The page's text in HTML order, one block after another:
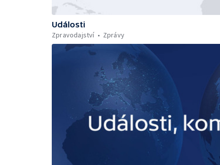
Události
Zpravodajství
Zprávy